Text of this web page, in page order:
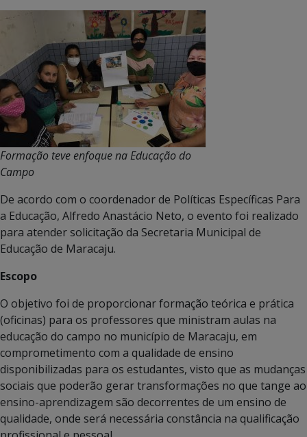
Formação teve enfoque na Educação do
Campo
De acordo com o coordenador de Políticas Específicas Para
a Educação, Alfredo Anastácio Neto, o evento foi realizado
para atender solicitação da Secretaria Municipal de
Educação de Maracaju.
Escopo
O objetivo foi de proporcionar formação teórica e prática
(oficinas) para os professores que ministram aulas na
educação do campo no município de Maracaju, em
comprometimento com a qualidade de ensino
disponibilizadas para os estudantes, visto que as mudanças
sociais que poderão gerar transformações no que tange ao
ensino-aprendizagem são decorrentes de um ensino de
qualidade, onde será necessária constância na qualificação